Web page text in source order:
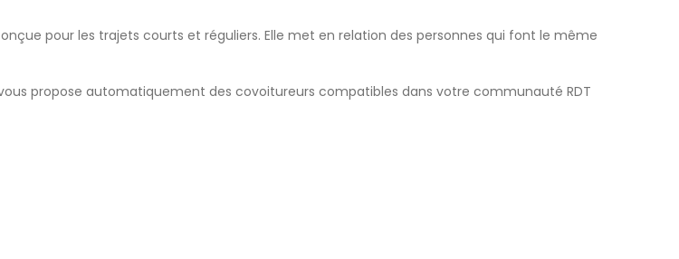
pour les trajets courts et réguliers. Elle met en relation des personnes qui font le même
propose automatiquement des covoitureurs compatibles dans votre communauté RDT